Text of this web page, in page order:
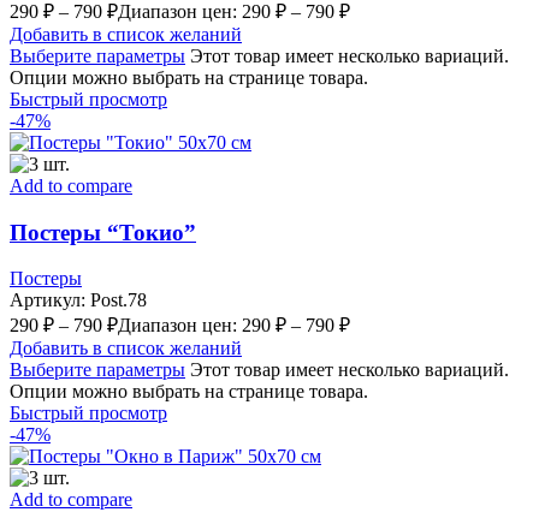
290 ₽ – 790 ₽Диапазон цен: 290 ₽ – 790 ₽
Добавить в список желаний
Выберите параметры Этот товар имеет несколько вариаций.
Опции можно выбрать на странице товара.
Быстрый просмотр
-47%
Add to compare
Постеры “Токио”
Постеры
Артикул: Post.78
290 ₽ – 790 ₽Диапазон цен: 290 ₽ – 790 ₽
Добавить в список желаний
Выберите параметры Этот товар имеет несколько вариаций.
Опции можно выбрать на странице товара.
Быстрый просмотр
-47%
Add to compare